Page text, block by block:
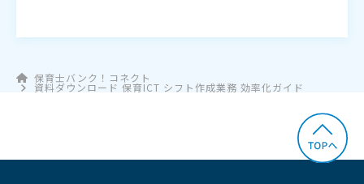
保育士バンク！コネクト
資料ダウンロード 保育ICT シフト作成業務 効率化ガイド